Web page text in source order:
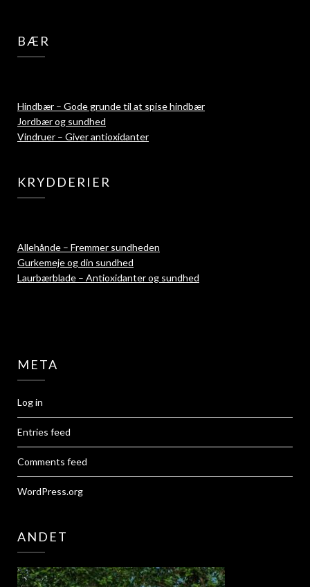
BÆR
Hindbær – Gode grunde til at spise hindbær
Jordbær og sundhed
Vindruer – Giver antioxidanter
KRYDDERIER
Allehånde – Fremmer sundheden
Gurkemeje og din sundhed
Laurbærblade – Antioxidanter og sundhed
META
Log in
Entries feed
Comments feed
WordPress.org
ANDET